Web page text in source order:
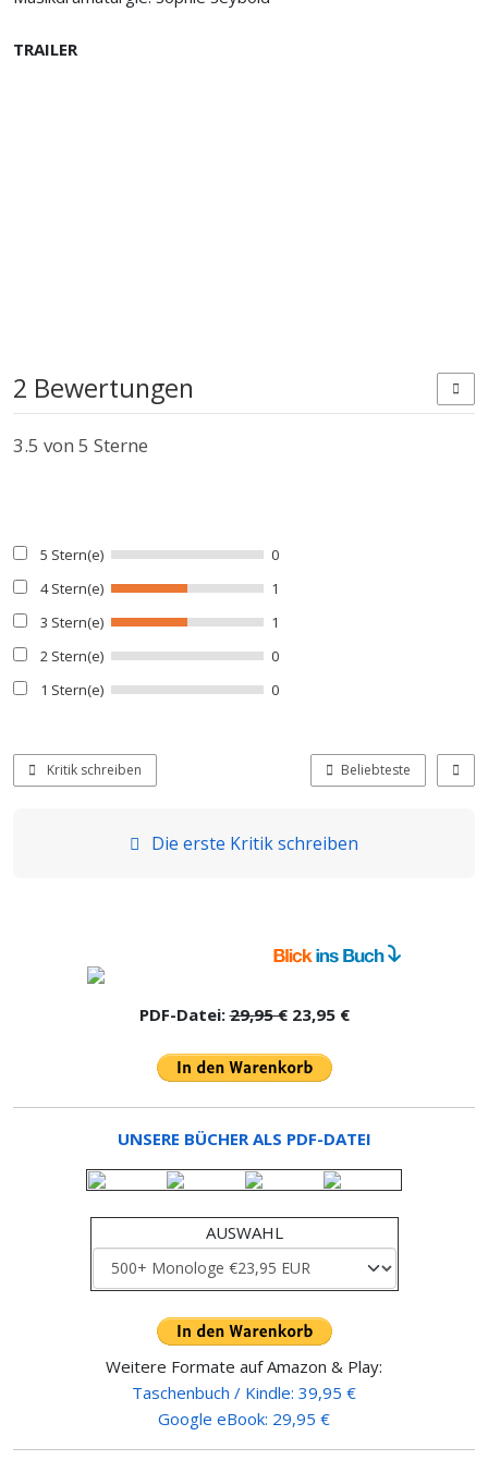
TRAILER
2 Bewertungen
3.5 von 5 Sterne
5 Stern(e)
0
4 Stern(e)
1
3 Stern(e)
1
2 Stern(e)
0
1 Stern(e)
0
Kritik schreiben Beliebteste
Die erste Kritik schreiben
PDF-Datei:29,95 €23,95 €
UNSERE BÜCHER ALS PDF-DATEI
AUSWAHL
Weitere Formate auf Amazon & Play:
Taschenbuch / Kindle: 39,95 €
Google eBook: 29,95 €